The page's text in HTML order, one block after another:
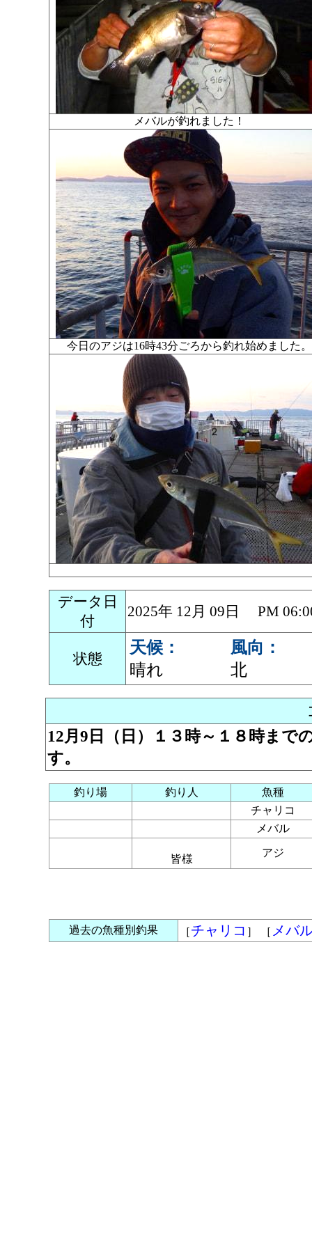
メバルが釣れました！
今日のアジは16時43分ごろから釣れ始めまし
データ日
付
2025年 12月 09日 PM
状態
天候：
晴れ
風向：
北
12月9日（日）１３時～１８時まで
す。
釣り場 釣り人
魚種
チャリコ
メバル
皆様
アジ
過去の魚種別釣果 ［チャリコ ］ ［ メバ